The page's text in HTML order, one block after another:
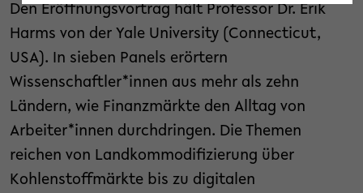
Den Eröffnungsvortrag hält Professor Dr. Erik
Harms von der Yale University (Connecticut,
USA). In sieben Panels erörtern
Wissenschaftler*innen aus mehr als zehn
Ländern, wie Finanzmärkte den Alltag von
Arbeiter*innen durchdringen. Die Themen
reichen von Landkommodifizierung über
Kohlenstoffmärkte bis zu digitalen